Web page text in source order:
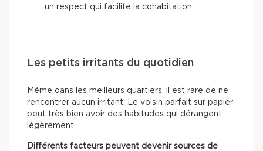
un respect qui facilite la cohabitation.
Les petits irritants du quotidien
Même dans les meilleurs quartiers, il est rare de ne
rencontrer aucun irritant. Le voisin parfait sur papier
peut très bien avoir des habitudes qui dérangent
légèrement.
Différents facteurs peuvent devenir sources de